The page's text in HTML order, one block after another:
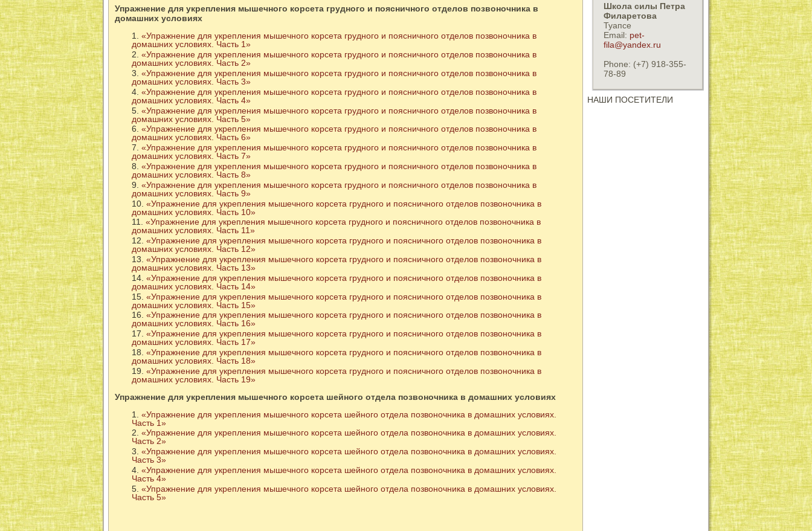
Упражнение для укрепления мышечного корсета грудного и поясничного отделов позвоночника в
домашних условиях
«Упражнение для укрепления мышечного корсета грудного и поясничного отделов позвоночника в
домашних условиях. Часть 1»
«Упражнение для укрепления мышечного корсета грудного и поясничного отделов позвоночника в
домашних условиях. Часть 2»
«Упражнение для укрепления мышечного корсета грудного и поясничного отделов позвоночника в
домашних условиях. Часть 3»
«Упражнение для укрепления мышечного корсета грудного и поясничного отделов позвоночника в
домашних условиях. Часть 4»
«Упражнение для укрепления мышечного корсета грудного и поясничного отделов позвоночника в
домашних условиях. Часть 5»
«Упражнение для укрепления мышечного корсета грудного и поясничного отделов позвоночника в
домашних условиях. Часть 6»
«Упражнение для укрепления мышечного корсета грудного и поясничного отделов позвоночника в
домашних условиях. Часть 7»
«Упражнение для укрепления мышечного корсета грудного и поясничного отделов позвоночника в
домашних условиях. Часть 8»
«Упражнение для укрепления мышечного корсета грудного и поясничного отделов позвоночника в
домашних условиях. Часть 9»
«Упражнение для укрепления мышечного корсета грудного и поясничного отделов позвоночника в
домашних условиях. Часть 10»
«Упражнение для укрепления мышечного корсета грудного и поясничного отделов позвоночника в
домашних условиях. Часть 11»
«Упражнение для укрепления мышечного корсета грудного и поясничного отделов позвоночника в
домашних условиях. Часть 12»
«Упражнение для укрепления мышечного корсета грудного и поясничного отделов позвоночника в
домашних условиях. Часть 13»
«Упражнение для укрепления мышечного корсета грудного и поясничного отделов позвоночника в
домашних условиях. Часть 14»
«Упражнение для укрепления мышечного корсета грудного и поясничного отделов позвоночника в
домашних условиях. Часть 15»
«Упражнение для укрепления мышечного корсета грудного и поясничного отделов позвоночника в
домашних условиях. Часть 16»
«Упражнение для укрепления мышечного корсета грудного и поясничного отделов позвоночника в
домашних условиях. Часть 17»
«Упражнение для укрепления мышечного корсета грудного и поясничного отделов позвоночника в
домашних условиях. Часть 18»
«Упражнение для укрепления мышечного корсета грудного и поясничного отделов позвоночника в
домашних условиях. Часть 19»
Упражнение для укрепления мышечного корсета шейного отдела позвоночника в домашних условиях
«Упражнение для укрепления мышечного корсета шейного отдела позвоночника в домашних условиях.
Часть 1»
«Упражнение для укрепления мышечного корсета шейного отдела позвоночника в домашних условиях.
Часть 2»
«Упражнение для укрепления мышечного корсета шейного отдела позвоночника в домашних условиях.
Часть 3»
«Упражнение для укрепления мышечного корсета шейного отдела позвоночника в домашних условиях.
Часть 4»
«Упражнение для укрепления мышечного корсета шейного отдела позвоночника в домашних условиях.
Часть 5»
Школа силы Петра
Филаретова
Туапсе
Email: pet-
fila@yandex.ru
Phone: (+7) 918-355-
78-89
НАШИ ПОСЕТИТЕЛИ